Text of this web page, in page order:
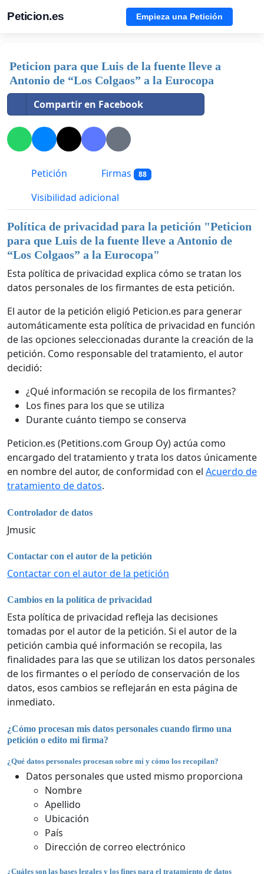
Peticion.es Empieza una Petición
Peticion para que Luis de la fuente lleve a
Antonio de “Los Colgaos” a la Eurocopa
Compartir en Facebook
Petición Firmas 88
Visibilidad adicional
Política de privacidad para la petición "Peticion
para que Luis de la fuente lleve a Antonio de
“Los Colgaos” a la Eurocopa"
Esta política de privacidad explica cómo se tratan los
datos personales de los firmantes de esta petición.
El autor de la petición eligió Peticion.es para generar
automáticamente esta política de privacidad en función
de las opciones seleccionadas durante la creación de la
petición. Como responsable del tratamiento, el autor
decidió:
¿Qué información se recopila de los firmantes?
Los fines para los que se utiliza
Durante cuánto tiempo se conserva
Peticion.es (Petitions.com Group Oy) actúa como
encargado del tratamiento y trata los datos únicamente
en nombre del autor, de conformidad con el Acuerdo de
tratamiento de datos.
Controlador de datos
Jmusic
Contactar con el autor de la petición
Contactar con el autor de la petición
Cambios en la política de privacidad
Esta política de privacidad refleja las decisiones
tomadas por el autor de la petición. Si el autor de la
petición cambia qué información se recopila, las
finalidades para las que se utilizan los datos personales
de los firmantes o el período de conservación de los
datos, esos cambios se reflejarán en esta página de
inmediato.
¿Cómo procesan mis datos personales cuando firmo una
petición o edito mi firma?
¿Qué datos personales procesan sobre mí y cómo los recopilan?
Datos personales que usted mismo proporciona
Nombre
Apellido
Ubicación
País
Dirección de correo electrónico
¿Cuáles son las bases legales y los fines para el tratamiento de datos